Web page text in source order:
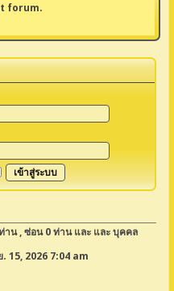
forum.
าน , ซ่อน 0 ท่าน และ และ บุคคล
15, 2026 7:04 am